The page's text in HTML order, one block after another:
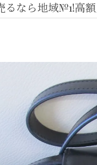
なら地域№1!高